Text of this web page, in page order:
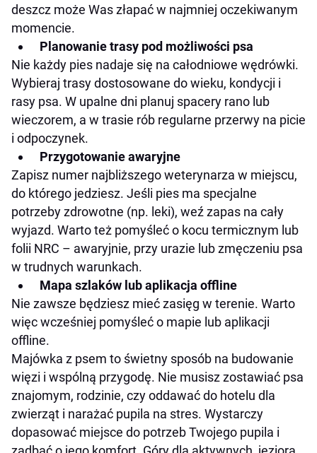
deszcz może Was złapać w najmniej oczekiwanym
momencie.
Planowanie trasy pod możliwości psa
Nie każdy pies nadaje się na całodniowe wędrówki.
Wybieraj trasy dostosowane do wieku, kondycji i
rasy psa. W upalne dni planuj spacery rano lub
wieczorem, a w trasie rób regularne przerwy na picie
i odpoczynek.
Przygotowanie awaryjne
Zapisz numer najbliższego weterynarza w miejscu,
do którego jedziesz. Jeśli pies ma specjalne
potrzeby zdrowotne (np. leki), weź zapas na cały
wyjazd. Warto też pomyśleć o kocu termicznym lub
folii NRC – awaryjnie, przy urazie lub zmęczeniu psa
w trudnych warunkach.
Mapa szlaków lub aplikacja offline
Nie zawsze będziesz mieć zasięg w terenie. Warto
więc wcześniej pomyśleć o mapie lub aplikacji
offline.
Majówka z psem to świetny sposób na budowanie
więzi i wspólną przygodę. Nie musisz zostawiać psa
znajomym, rodzinie, czy oddawać do hotelu dla
zwierząt i narażać pupila na stres. Wystarczy
dopasować miejsce do potrzeb Twojego pupila i